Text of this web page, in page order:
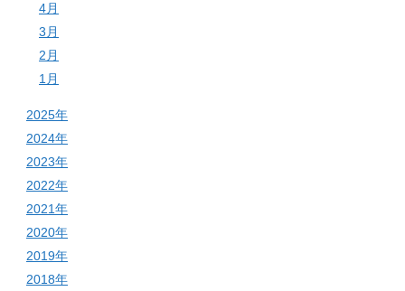
4月
3月
2月
1月
2025年
2024年
2023年
2022年
2021年
2020年
2019年
2018年